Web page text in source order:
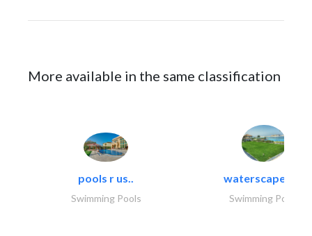
More available in the same classification
pools r us..
Swimming Pools
waterscapes llc
Swimming Pools